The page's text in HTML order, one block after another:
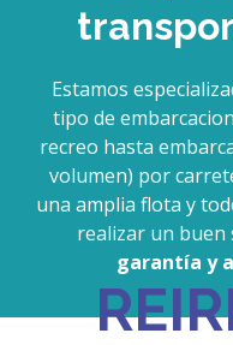
Estamos
tipo de
recreo hasta
volumen) por
una amplia flota y
realizar un buen
garantía y